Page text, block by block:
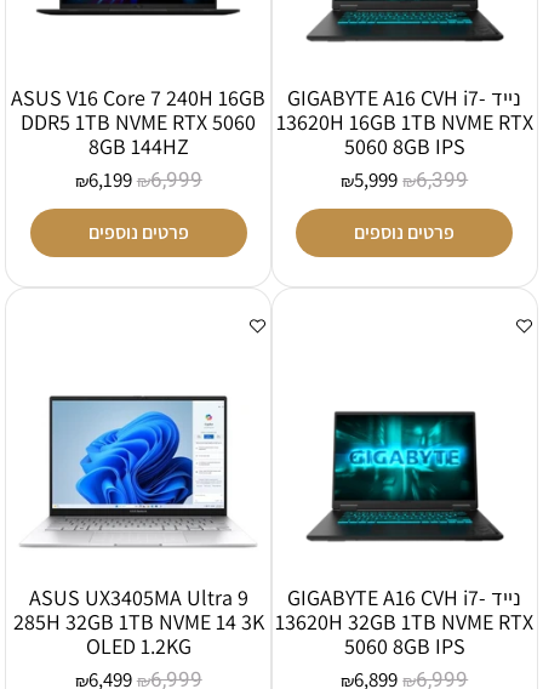
נייד GIGABYTE A16 CVH i7-
13620H 16GB 1TB NVME RTX
5060 8GB IPS
₪6,399
₪5,999
פרטים נוספים
ASUS V16 Core 7 240H 16GB
DDR5 1TB NVME RTX 5060
8GB 144HZ
₪6,999
₪6,199
פרטים נוספים
נייד GIGABYTE A16 CVH i7-
13620H 32GB 1TB NVME RTX
5060 8GB IPS
₪6,999
₪6,899
ASUS UX3405MA Ultra 9
285H 32GB 1TB NVME 14 3K
OLED 1.2KG
₪6,999
₪6,499